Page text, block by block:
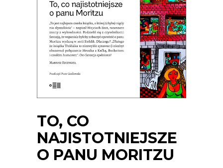
TO, CO
NAJISTOTNIEJSZE
O PANU MORITZU